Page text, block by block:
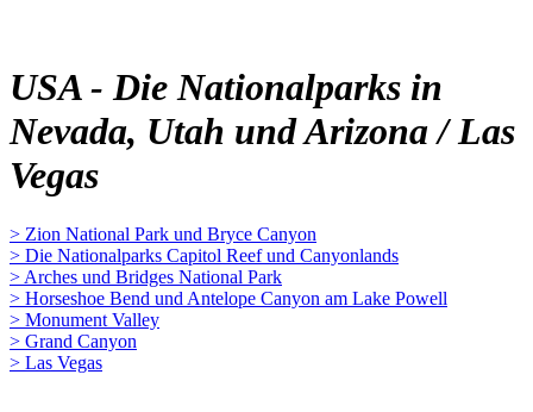
USA - Die Nationalparks in
Nevada, Utah und Arizona / Las
Vegas
> Zion National Park und Bryce Canyon
> Die Nationalparks Capitol Reef und Canyonlands
> Arches und Bridges National Park
> Horseshoe Bend und Antelope Canyon am Lake Powell
> Monument Valley
> Grand Canyon
> Las Vegas